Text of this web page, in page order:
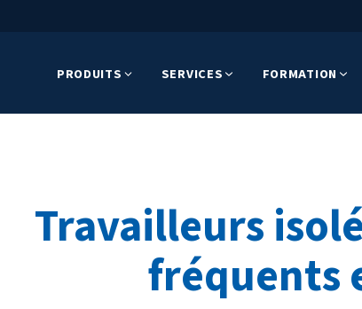
PRODUITS SERVICES FORMATION
Travailleurs
fréquents